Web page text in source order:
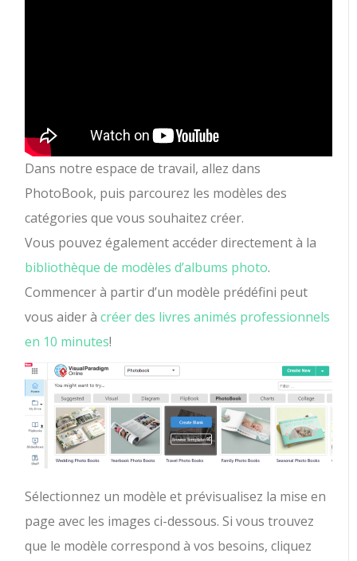
Dans notre espace de travail, allez dans
PhotoBook, puis parcourez les modèles des
catégories que vous souhaitez créer.
Vous pouvez également accéder directement à la
bibliothèque de modèles d’albums photo.
Commencer à partir d’un modèle prédéfini peut
vous aider àcréer des livres animés professionnels
en 10 minutes!
Sélectionnez un modèle et prévisualisez la mise en
page avec les images ci-dessous. Si vous trouvez
que le modèle correspond à vos besoins, cliquez